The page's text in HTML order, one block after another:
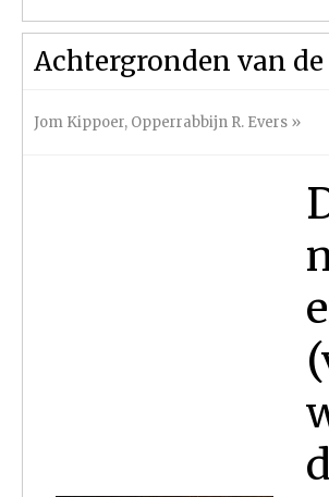
Achtergronden van
Jom Kippoer, Opperrabbijn R. Evers »